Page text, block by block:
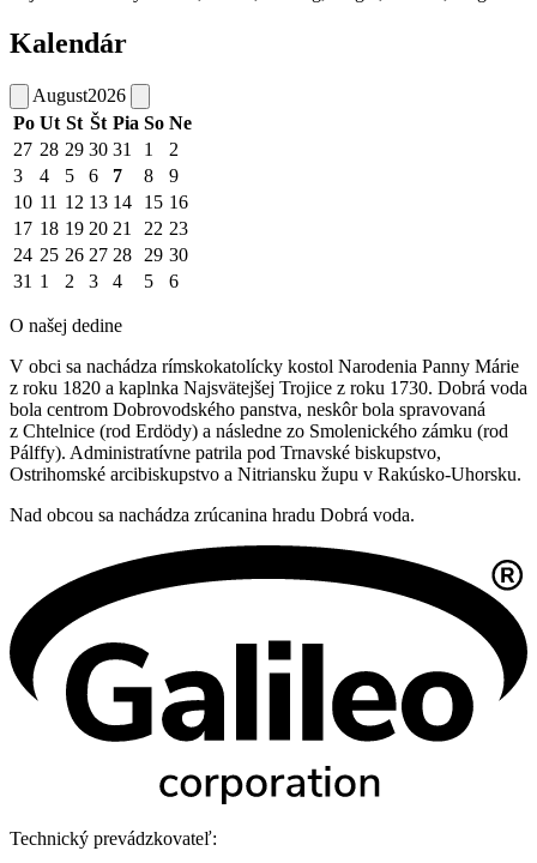
Kalendár
August2026
Po Ut St Št Pia So Ne
27 28 29 30 31 1
2
3
4 5 6 7 8
9
10 11 12 13 14 15 16
17 18 19 20 21 22 23
24 25 26 27 28 29 30
31 1 2 3 4 5 6
O našej dedine
V obci sa nachádza rímskokatolícky kostol Narodenia Panny Márie
z roku 1820 a kaplnka Najsvätejšej Trojice z roku 1730. Dobrá voda
bola centrom Dobrovodského panstva, neskôr bola spravovaná
z Chtelnice (rod Erdödy) a následne zo Smolenického zámku (rod
Pálffy). Administratívne patrila pod Trnavské biskupstvo,
Ostrihomské arcibiskupstvo a Nitriansku župu v Rakúsko-Uhorsku.
Nad obcou sa nachádza zrúcanina hradu Dobrá voda.
Technický prevádzkovateľ: